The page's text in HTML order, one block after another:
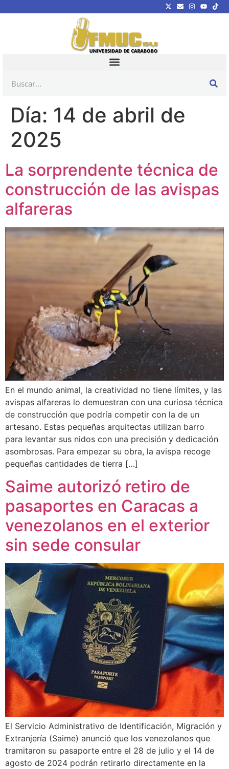
Día: 14 de abril de
2025
La sorprendente técnica de
construcción de las avispas
alfareras
En el mundo animal, la creatividad no tiene límites, y las
avispas alfareras lo demuestran con una curiosa técnica
de construcción que podría competir con la de un
artesano. Estas pequeñas arquitectas utilizan barro
para levantar sus nidos con una precisión y dedicación
asombrosas. Para empezar su obra, la avispa recoge
pequeñas cantidades de tierra […]
Saime autorizó retiro de
pasaportes en Caracas a
venezolanos en el exterior
sin sede consular
El Servicio Administrativo de Identificación, Migración y
Extranjería (Saime) anunció que los venezolanos que
tramitaron su pasaporte entre el 28 de julio y el 14 de
agosto de 2024 podrán retirarlo directamente en la